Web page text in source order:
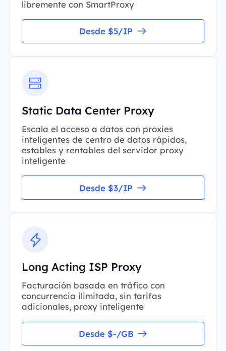
libremente con SmartProxy
Desde $5/IP
Static Data Center Proxy
Escala el acceso a datos con proxies
inteligentes de centro de datos rápidos,
estables y rentables del servidor proxy
inteligente
Desde $3/IP
Long Acting ISP Proxy
Facturación basada en tráfico con
concurrencia ilimitada, sin tarifas
adicionales, proxy inteligente
Desde $-/GB